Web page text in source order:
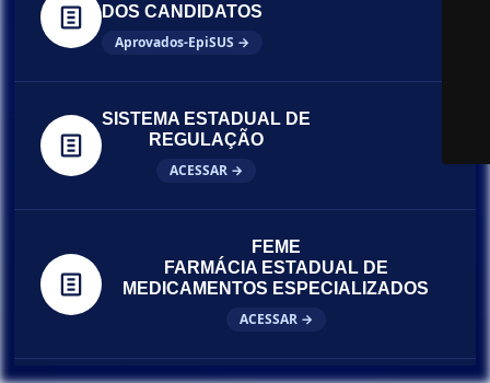
DOS CANDIDATOS
Aprovados-EpiSUS →
SISTEMA ESTADUAL DE
REGULAÇÃO
ACESSAR →
FEME
FARMÁCIA ESTADUAL DE
MEDICAMENTOS ESPECIALIZADOS
ACESSAR →